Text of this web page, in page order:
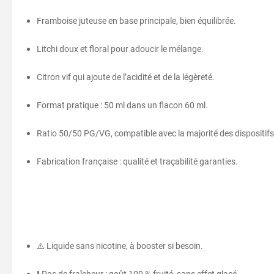
Framboise juteuse en base principale, bien équilibrée.
Litchi doux et floral pour adoucir le mélange.
Citron vif qui ajoute de l’acidité et de la légèreté.
Format pratique : 50 ml dans un flacon 60 ml.
Ratio 50/50 PG/VG, compatible avec la majorité des
Fabrication française : qualité et traçabilité garanties.
⚠️ Liquide sans nicotine, à booster si besoin.